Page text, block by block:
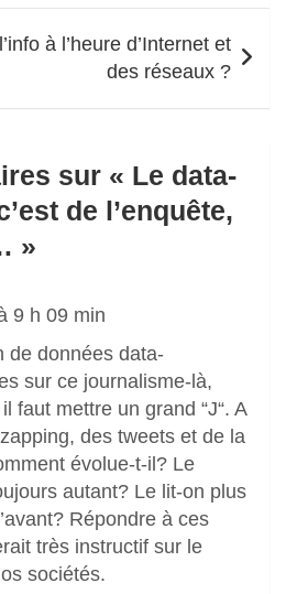
à l’heure d’Internet et
des réseaux ?
sur « Le data-
de l’enquête,
»
9 h 09 min
de données data-
sur ce journalisme-là,
faut mettre un grand “J“. A
zapping, des tweets et de la
évolue-t-il? Le
autant? Le lit-on plus
Répondre à ces
très instructif sur le
sociétés.